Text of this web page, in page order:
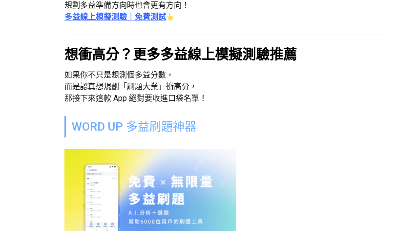
規劃多益準備方向時也會更有方向！
多益線上模擬測驗｜免費測試
想衝高分？更多多益線上模擬測驗推薦
如果你不只是想測個多益分數，
而是認真想規劃「刷題大業」衝高分，
那接下來這款 App 絕對要收進口袋名單！
WORD UP 多益刷題神器